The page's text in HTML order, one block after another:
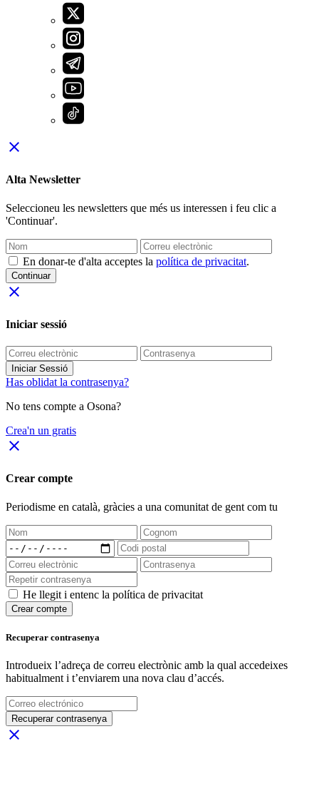
close
Alta Newsletter
Seleccioneu les newsletters que més us interessen i feu clic a
'Continuar'.
En donar-te d'alta acceptes la política de privacitat.
Continuar
close
Iniciar sessió
Iniciar Sessió
Has oblidat la contrasenya?
No tens compte a Osona?
Crea'n un gratis
close
Crear compte
Periodisme en català, gràcies a una comunitat de gent com tu
He llegit i entenc la política de privacitat
Crear compte
Recuperar contrasenya
Introdueix l’adreça de correu electrònic amb la qual accedeixes
habitualment i t’enviarem una nova clau d’accés.
Recuperar contrasenya
close